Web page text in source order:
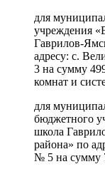
для
учреждения
Гаврилов-
адресу: с.
3 на сумму
комнат и
для
бюджетного
школа
района» по
№ 5 на сумму